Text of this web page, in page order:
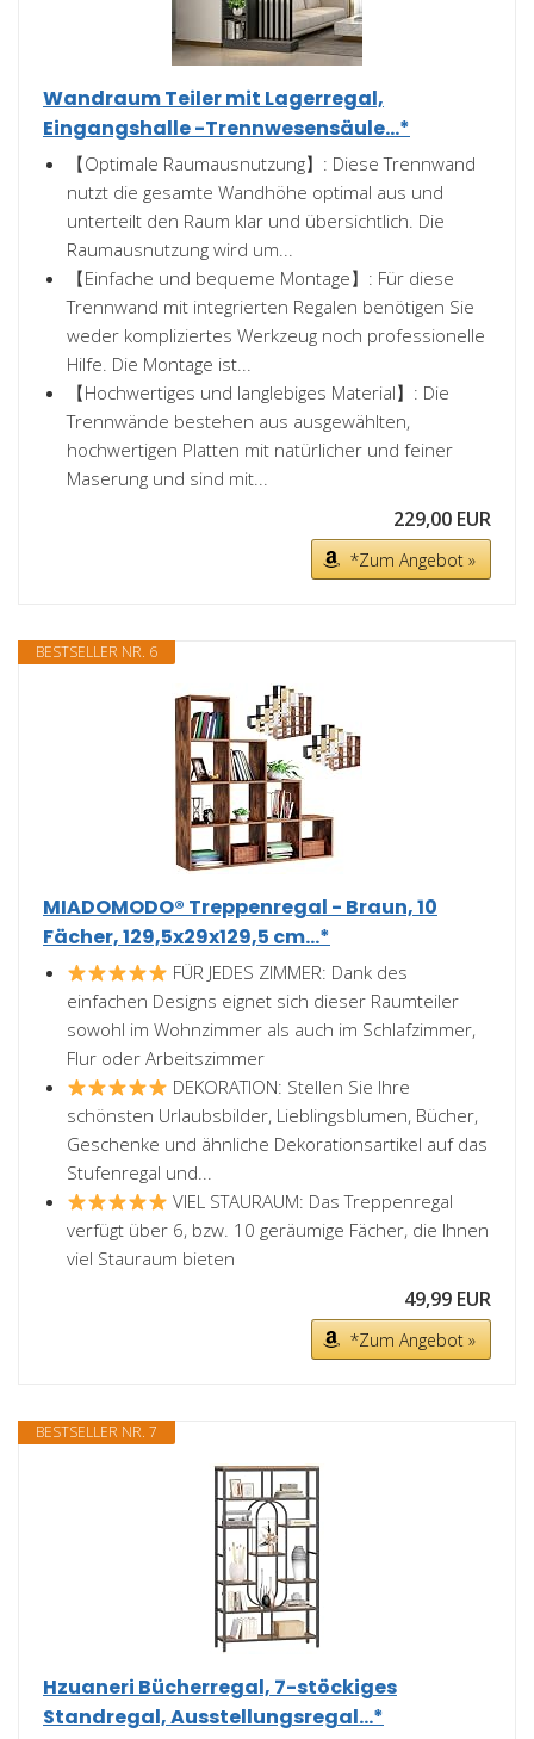
Wandraum Teiler mit Lagerregal,
Eingangshalle -Trennwesensäule...*
【Optimale Raumausnutzung】: Diese Trennwand
nutzt die gesamte Wandhöhe optimal aus und
unterteilt den Raum klar und übersichtlich. Die
Raumausnutzung wird um...
【Einfache und bequeme Montage】: Für diese
Trennwand mit integrierten Regalen benötigen Sie
weder kompliziertes Werkzeug noch professionelle
Hilfe. Die Montage ist...
【Hochwertiges und langlebiges Material】: Die
Trennwände bestehen aus ausgewählten,
hochwertigen Platten mit natürlicher und feiner
Maserung und sind mit...
229,00 EUR
*Zum Angebot »
BESTSELLER NR. 6
MIADOMODO® Treppenregal - Braun, 10
Fächer, 129,5x29x129,5 cm...*
FÜR JEDES ZIMMER: Dank des
einfachen Designs eignet sich dieser Raumteiler
sowohl im Wohnzimmer als auch im Schlafzimmer,
Flur oder Arbeitszimmer
DEKORATION: Stellen Sie Ihre
schönsten Urlaubsbilder, Lieblingsblumen, Bücher,
Geschenke und ähnliche Dekorationsartikel auf das
Stufenregal und...
VIEL STAURAUM: Das Treppenregal
verfügt über 6, bzw. 10 geräumige Fächer, die Ihnen
viel Stauraum bieten
49,99 EUR
*Zum Angebot »
BESTSELLER NR. 7
Hzuaneri Bücherregal, 7-stöckiges
Standregal, Ausstellungsregal...*